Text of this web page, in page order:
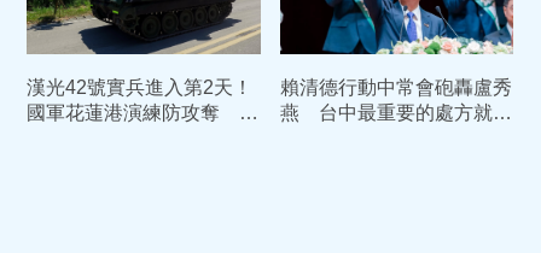
漢光42號實兵進入第2天！
國軍花蓮港演練防攻奪 部
賴清德行動中常會砲轟盧秀
燕 台中最重要的處方就是